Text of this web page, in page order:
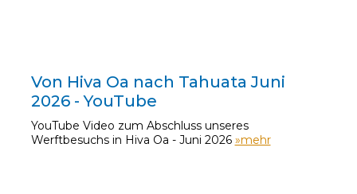
Von Hiva Oa nach Tahuata Juni
2026 - YouTube
YouTube Video zum Abschluss unseres
Werftbesuchs in Hiva Oa - Juni 2026 »mehr